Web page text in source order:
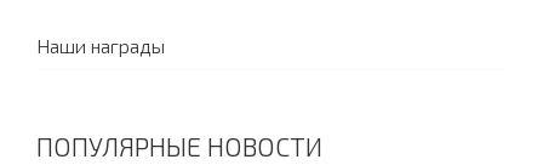
Наши награды
ПОПУЛЯРНЫЕ НОВОСТИ